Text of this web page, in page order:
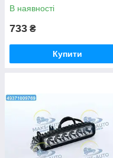
В наявності
733 ₴
Купити